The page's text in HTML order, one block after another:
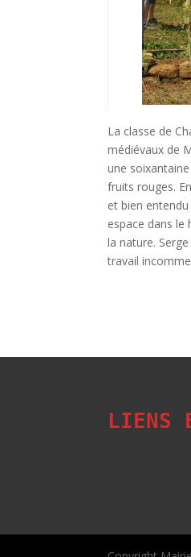
La classe de
médiévaux de
une
fruits rouges.
et bien
espace dans
la nature.
travail
LIENS